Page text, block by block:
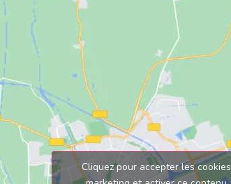
Cliquez pour accepter les cookies